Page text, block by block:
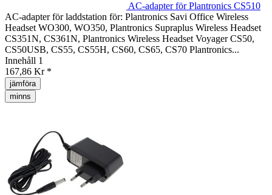
AC-adapter för Plantronics CS510
AC-adapter för laddstation för: Plantronics Savi Office Wireless
Headset WO300, WO350, Plantronics Supraplus Wireless Headset
CS351N, CS361N, Plantronics Wireless Headset Voyager CS50,
CS50USB, CS55, CS55H, CS60, CS65, CS70 Plantronics...
Innehåll 1
167,86 Kr *
jämföra
minns